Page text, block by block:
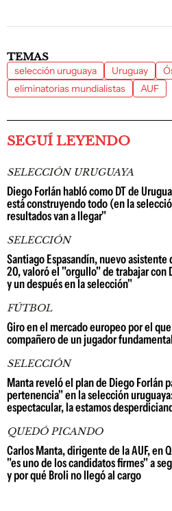
TEMAS
selección uruguaya Uruguay
eliminatorias mundialistas
AUF
SEGUÍ LEYENDO
SELECCIÓN URUGUAYA
Diego Forlán habló como DT de
está construyendo todo (en la
resultados van a llegar"
SELECCIÓN
Santiago Espasandín, nuevo
20, valoró el "orgullo" de trabajar con
y un después en la selección"
FÚTBOL
Giro en el mercado europeo por el
compañero de un jugador
SELECCIÓN
Manta reveló el plan de Diego Forlán
pertenencia" en la selección
espectacular, la estamos
QUEDÓ PICANDO
Carlos Manta, dirigente de la AUF, en
"es uno de los candidatos firmes" a
y por qué Broli no llegó al cargo